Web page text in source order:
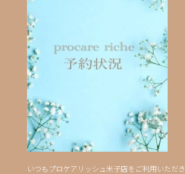
いつもプロケアリッシュ米子店をご利用いただき